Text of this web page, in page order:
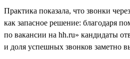
Практика показала, что звонки
как запасное решение: благодаря
по вакансии на hh.ru» кандидаты
и доля успешных звонков заметно